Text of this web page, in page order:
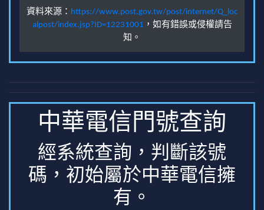
資料來源： https://www.post.gov.tw/post/internet/Q_loc
alpost/index.jsp?ID=12231001 ，如有錯誤或侵權請告
知。
中華電信門號查詢
經系統查詢，判斷該號
碼，初始屬於中華電信擁
有。